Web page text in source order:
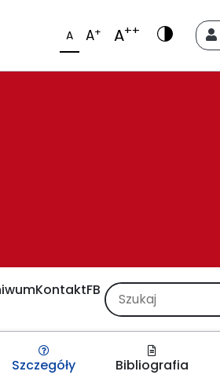
A A+ A++
KontaktFB
Szczegóły Bibliografia